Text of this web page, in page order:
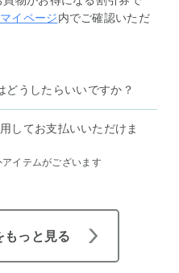
マイページ内でご確認いただ
どうしたらいいですか？
してお支払いいただけま
イテムがございます
もっと見る